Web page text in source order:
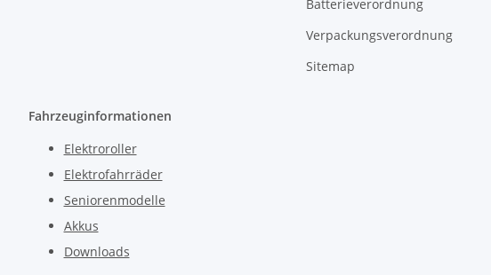
Batterieverordnung
Verpackungsverordnung
Sitemap
Fahrzeuginformationen
Elektroroller
Elektrofahrräder
Seniorenmodelle
Akkus
Downloads